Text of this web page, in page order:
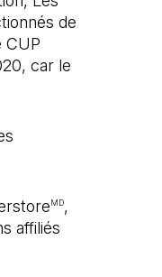
de
CUP
car le
MD,
affiliés